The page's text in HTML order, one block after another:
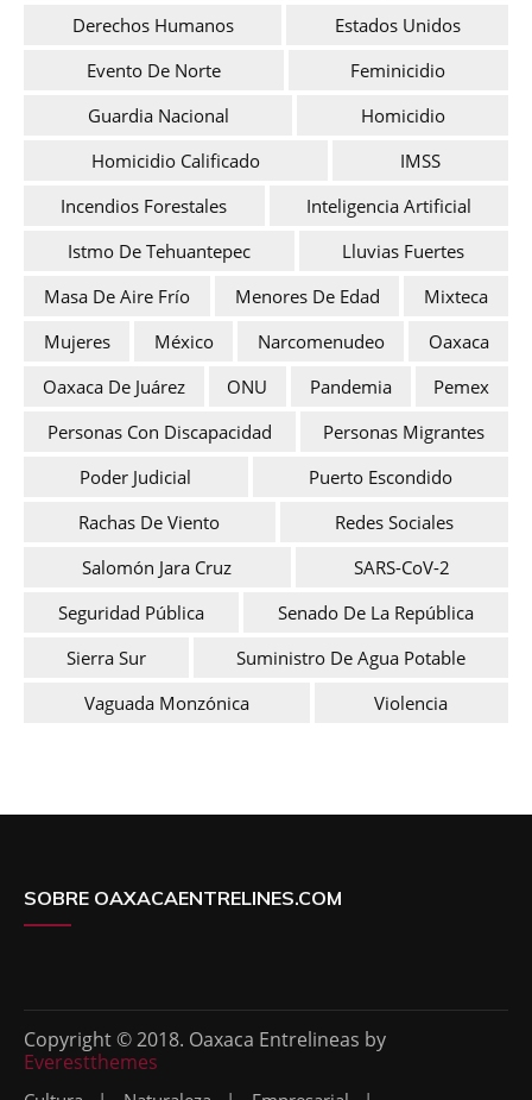
Derechos Humanos
Estados Unidos
Evento De Norte
Feminicidio
Guardia Nacional
Homicidio
Homicidio Calificado
IMSS
Incendios Forestales
Inteligencia Artificial
Istmo De Tehuantepec
Lluvias Fuertes
Masa De Aire Frío
Menores De Edad
Mixteca
Mujeres
México Narcomenudeo
Oaxaca
Oaxaca De Juárez
ONU Pandemia
Pemex
Personas Con Discapacidad
Personas Migrantes
Poder Judicial
Puerto Escondido
Rachas De Viento
Redes Sociales
Salomón Jara Cruz
SARS-CoV-2
Seguridad Pública
Senado De La República
Sierra Sur
Suministro De Agua Potable
Vaguada Monzónica
Violencia
SOBRE OAXACAENTRELINES.COM
Copyright © 2018. Oaxaca Entrelineas by
Everestthemes